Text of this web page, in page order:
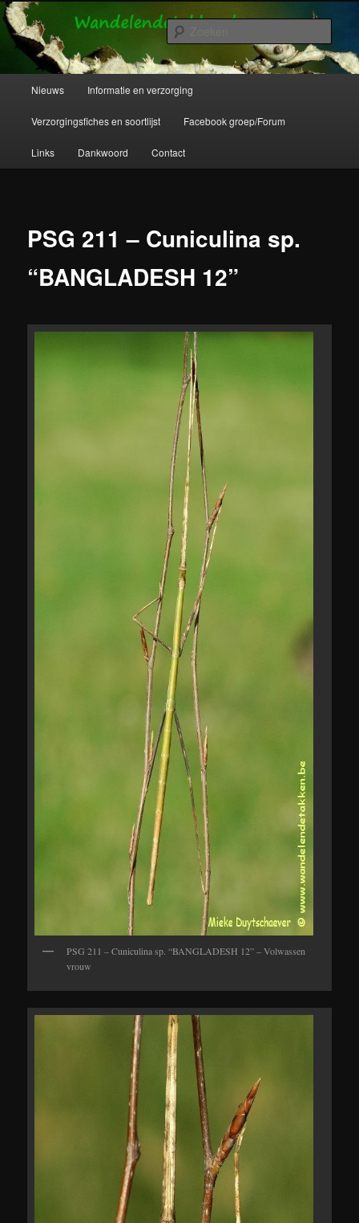
Spring
naar
primaire
inhoudWandelende Takken en Wandelende
Bladeren
Wandelende takken en wandelende bladeren info en verzorging.
Nieuws Informatie en verzorging
Verzorgingsfiches en soortlijst Facebook groep/Forum
Links Dankwoord Contact
PSG 211 – Cuniculina sp.
“BANGLADESH 12”
PSG 211 – Cuniculina sp. “BANGLADESH 12” – Volwassen
vrouw